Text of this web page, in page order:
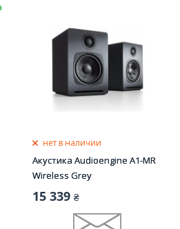
нет в наличии
Акустика Audioengine A1-MR
Wireless Grey
15 339 ₴